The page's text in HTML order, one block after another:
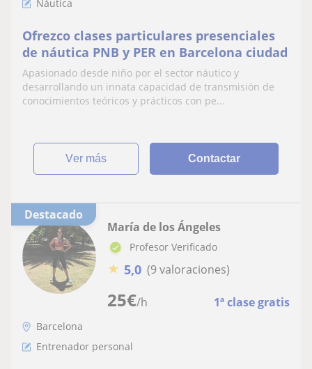
Náutica
Ofrezco clases particulares presenciales
de náutica PNB y PER en Barcelona ciudad
Apasionado desde niño por el sector náutico y
desarrollando un innata capacidad de transmisión de
conocimientos teóricos y prácticos con pe...
ver más Contactar
Destacado
25€/h 1ª clase gratis
María de los Ángeles
Profesor Verificado
★ 5,0 (9 valoraciones)
Barcelona
Entrenador personal